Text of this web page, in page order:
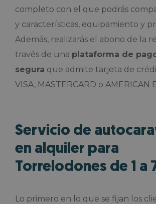
completo con el que podrás
y características, equipamiento y
Además, realizarás el abono de la
través de una plataforma de
segura que admite tarjeta de
VISA, MASTERCARD o AMERICAN
Servicio de
en alquiler para
Torrelodones de 1 a
Lo primero en lo que se fijan los